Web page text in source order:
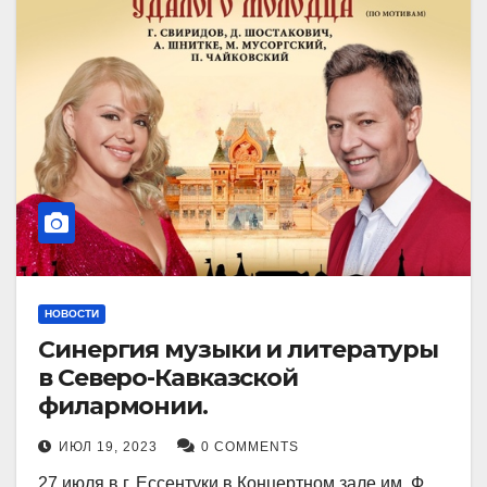
НОВОСТИ
Синергия музыки и литературы
в Северо-Кавказской
филармонии.
ИЮЛ 19, 2023 0 COMMENTS
27 июля в г. Ессентуки в Концертном зале им. Ф.